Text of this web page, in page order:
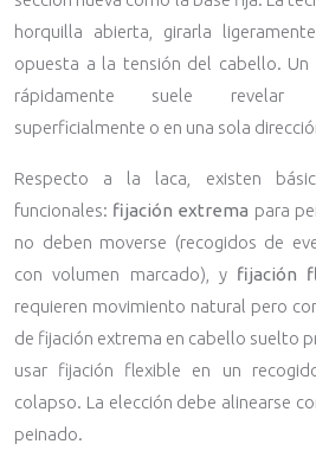
horquilla abierta, girarla
opuesta a la tensión del cabello. Un
rápidamente suele revelar
superficialmente o en una sola
Respecto a la laca, existen
funcionales: fijación extrema para
no deben moverse (recogidos de
con volumen marcado), y fijación
requieren movimiento natural pero
de fijación extrema en cabello suelto
usar fijación flexible en un
colapso. La elección debe alinearse
peinado.